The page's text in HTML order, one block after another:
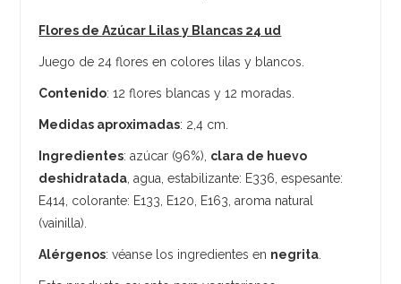
Flores de Azúcar Lilas y Blancas 24 ud
Juego de 24 flores en colores lilas y blancos.
Contenido: 12 flores blancas y 12 moradas.
Medidas aproximadas: 2,4 cm.
Ingredientes: azúcar (96%), clara de huevo
deshidratada , agua, estabilizante: E336, espesante:
E414, colorante: E133, E120, E163, aroma natural
(vainilla).
Alérgenos: véanse los ingredientes en negrita